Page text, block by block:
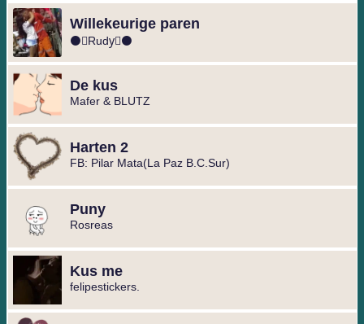
Willekeurige paren
⚫⃟Rudy⃟⚫
De kus
Mafer & BLUTZ
Harten 2
FB: Pilar Mata(La Paz B.C.Sur)
Puny
Rosreas
Kus me
felipestickers.